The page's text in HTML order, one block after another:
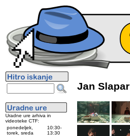
Uradne ure arhiva in
videoteke CTF:
ponedeljek,
torek, sreda
10:30-
13:30
Jan Slapar